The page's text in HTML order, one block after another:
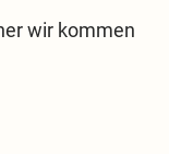
wir kommen